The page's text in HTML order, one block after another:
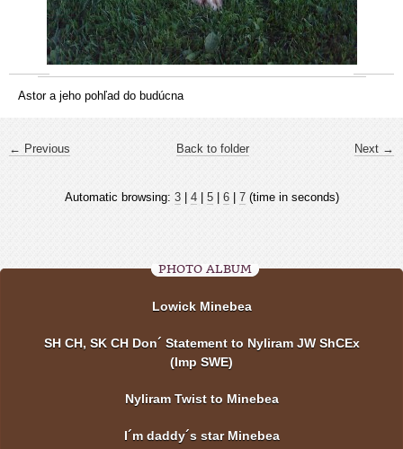
Astor a jeho pohľad do budúcna
← Previous Next →
Back to folder
Automatic browsing: 3| 4| 5| 6| 7(time in seconds)
PHOTO ALBUM
Lowick Minebea
SH CH, SK CH Don´ Statement to Nyliram JW ShCEx
(Imp SWE)
Nyliram Twist to Minebea
I´m daddy´s star Minebea